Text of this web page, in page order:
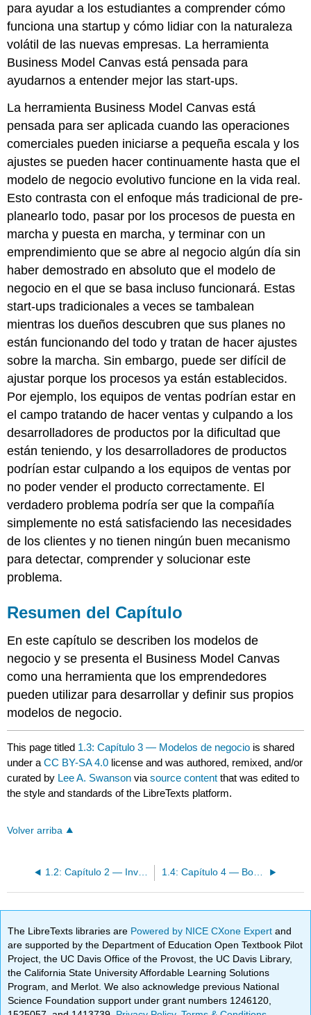
para ayudar a los estudiantes a comprender cómo
funciona una startup y cómo lidiar con la naturaleza
volátil de las nuevas empresas. La herramienta
Business Model Canvas está pensada para
ayudarnos a entender mejor las start-ups.
La herramienta Business Model Canvas está
pensada para ser aplicada cuando las operaciones
comerciales pueden iniciarse a pequeña escala y los
ajustes se pueden hacer continuamente hasta que el
modelo de negocio evolutivo funcione en la vida real.
Esto contrasta con el enfoque más tradicional de pre-
planearlo todo, pasar por los procesos de puesta en
marcha y puesta en marcha, y terminar con un
emprendimiento que se abre al negocio algún día sin
haber demostrado en absoluto que el modelo de
negocio en el que se basa incluso funcionará. Estas
start-ups tradicionales a veces se tambalean
mientras los dueños descubren que sus planes no
están funcionando del todo y tratan de hacer ajustes
sobre la marcha. Sin embargo, puede ser difícil de
ajustar porque los procesos ya están establecidos.
Por ejemplo, los equipos de ventas podrían estar en
el campo tratando de hacer ventas y culpando a los
desarrolladores de productos por la dificultad que
están teniendo, y los desarrolladores de productos
podrían estar culpando a los equipos de ventas por
no poder vender el producto correctamente. El
verdadero problema podría ser que la compañía
simplemente no está satisfaciendo las necesidades
de los clientes y no tienen ningún buen mecanismo
para detectar, comprender y solucionar este
problema.
Resumen del Capítulo
En este capítulo se describen los modelos de
negocio y se presenta el Business Model Canvas
como una herramienta que los emprendedores
pueden utilizar para desarrollar y definir sus propios
modelos de negocio.
This page titled 1.3: Capítulo 3 — Modelos de negocio is shared
under aCC BY-SA 4.0 license and was authored, remixed, and/or
curated by Lee A. Swanson viasource content that was edited to
the style and standards of the LibreTexts platform.
Volver arriba
1.2: Capítulo 2 — Investigación Inicial Esencial 1.4: Capítulo 4 — Borrador del Plan de Negocios Inicial
The LibreTexts libraries are Powered by NICE CXone Expertand
are supported by the Department of Education Open Textbook Pilot
Project, the UC Davis Office of the Provost, the UC Davis Library,
the California State University Affordable Learning Solutions
Program, and Merlot. We also acknowledge previous National
Science Foundation support under grant numbers 1246120,